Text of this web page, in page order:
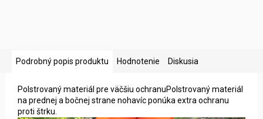
Podrobný popis produktu Hodnotenie Diskusia
Polstrovaný materiál pre väčšiu ochranuPolstrovaný materiál
na prednej a bočnej strane nohavíc ponúka extra ochranu
proti štrku.